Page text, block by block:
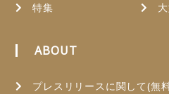
特集
ABOUT
プレスリリースに関して(無